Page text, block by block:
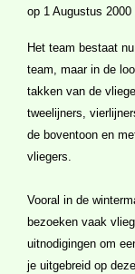
op 1 Augustus
Het team bestaat
team, maar in de
takken van de
tweelijners,
de boventoon en
vliegers.
Vooral in de
bezoeken vaak
uitnodigingen om
je uitgebreid op